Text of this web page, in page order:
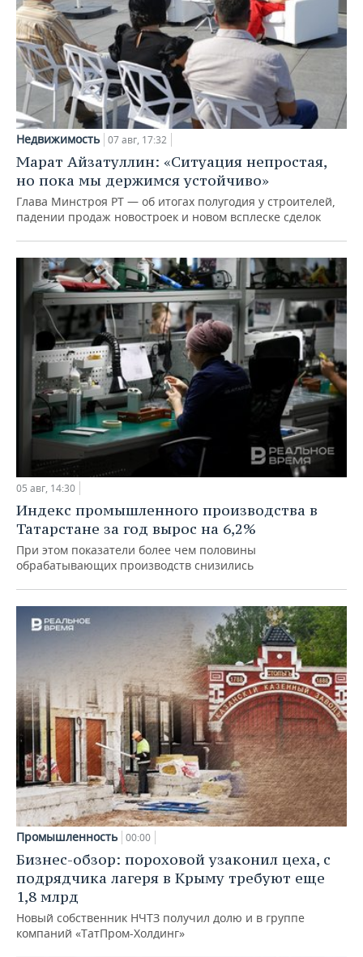
Недвижимость 07 авг, 17:32
Марат Айзатуллин: «Ситуация непростая,
но пока мы держимся устойчиво»
Глава Минстроя РТ — об итогах полугодия у строителей,
падении продаж новостроек и новом всплеске сделок
05 авг, 14:30
Индекс промышленного производства в
Татарстане за год вырос на 6,2%
При этом показатели более чем половины
обрабатывающих производств снизились
Промышленность 00:00
Бизнес-обзор: пороховой узаконил цеха, с
подрядчика лагеря в Крыму требуют еще
1,8 млрд
Новый собственник НЧТЗ получил долю и в группе
компаний «ТатПром-Холдинг»